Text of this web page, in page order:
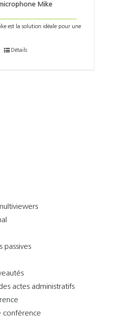
Mike
est la solution idéale pour une
Détails
passives
actes administratifs
conférence